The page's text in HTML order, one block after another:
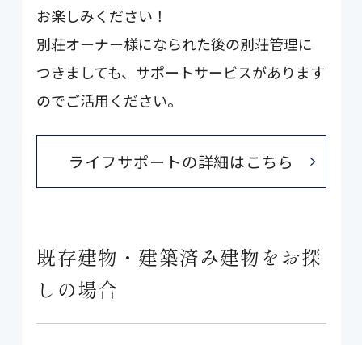
お楽しみください！
別荘オーナー様になられた後の別荘管理に
つきましても、サポートサービスがあります
のでご活用ください。
ライフサポートの詳細はこちら
既存建物・建築済み建物をお探
しの場合